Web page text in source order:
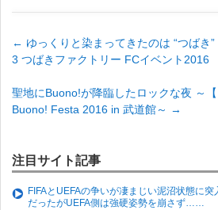
← ゆっくりと染まってきたのは “つば
3 つばきファクトリー FCイベント2016
聖地にBuono!が降臨したロックな夜 ～
Buono! Festa 2016 in 武道館～ →
注目サイト記事
FIFAとUEFAの争いが凄まじい泥沼状態に
だったがUEFA側は強硬姿勢を崩さず……